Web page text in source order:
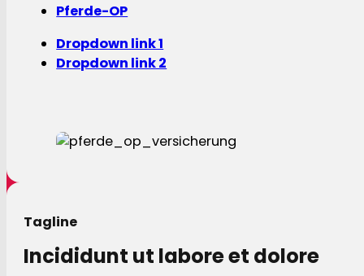
Pferde-OP
Dropdown link 1
Dropdown link 2
Tagline
Incididunt ut labore et dolore